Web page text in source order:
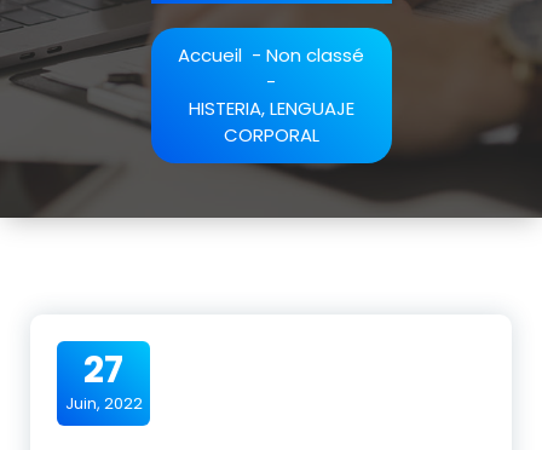
Accueil - Non classé
-
HISTERIA, LENGUAJE
CORPORAL
27
Juin, 2022